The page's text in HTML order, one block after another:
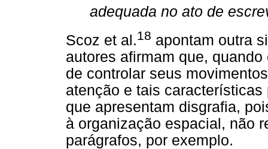
adequada no ato de
Scoz et al.18 apontam outra
autores afirmam que,
de controlar seus
atenção e tais
que apresentam disgrafia,
à organização espacial, não
parágrafos, por exemplo.